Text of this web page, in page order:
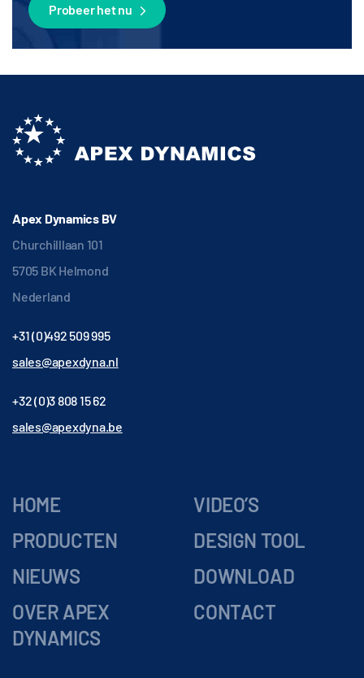
Probeer het nu
Apex Dynamics BV
Churchilllaan 101
5705 BK Helmond
Nederland
+31 (0)492 509 995
sales@apexdyna.nl
+32 (0)3 808 15 62
sales@apexdyna.be
HOME
PRODUCTEN
NIEUWS
OVER APEX
DYNAMICS
VIDEO’S
DESIGN TOOL
DOWNLOAD
CONTACT